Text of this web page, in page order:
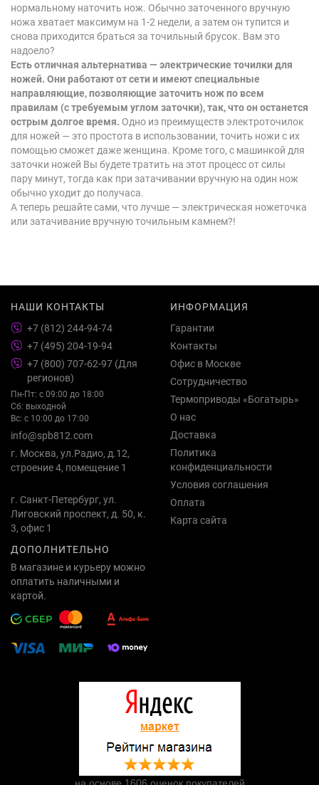
нормальному наточить нож. Обычно заточенного вручную
ножа хватает максимум на 1-2 недели, а затем он тупится и
снова приходится браться за точильный брусок. Вам это
надоело?
Есть отличная альтернатива — электрические точилки для
ножей. Они работают от сети и имеют специальные
направляющие, позволяющие заточить нож по всем
правилам (с требуемым углом заточки), так, что он останется
острым долгое время. Одно из преимуществ электроточилок
для ножей — это простота в использовании, точить ножи с их
помощью сможет даже женщина. Кроме того, с машинкой для
заточки ножей Вы будете тратить на этот процесс от силы
пару минут, тогда как при затачивании вручную на один нож
обычно уходит до получаса.
А теперь решайте сами, что лучше — электрическая ножеточка
или затачивание вручную точильным камнем?!
НАШИ КОНТАКТЫ
+7 (812) 244-94-74
+7 (495) 204-19-94
+7 (800) 707-62-97 (Для
регионов)
Пн-Пт: с 09:00 до 18:00
Сб: выходной
Вс: с 10:00 до 17:00
info@spb812.com
г. Москва, ул.Радио, д.12,
строение 4, помещение 1
г. Санкт-Петербург, ул.
Лиговский проспект, д. 50, к.
3, офис 1
ИНФОРМАЦИЯ
Гарантии
Контакты
Офис в Москве
Сотрудничество
Термоприводы «Богатырь»
О нас
Доставка
Политика
конфиденциальности
Условия соглашения
Оплата
Карта сайта
ДОПОЛНИТЕЛЬНО
В магазине и курьеру можно
оплатить наличными и
картой.